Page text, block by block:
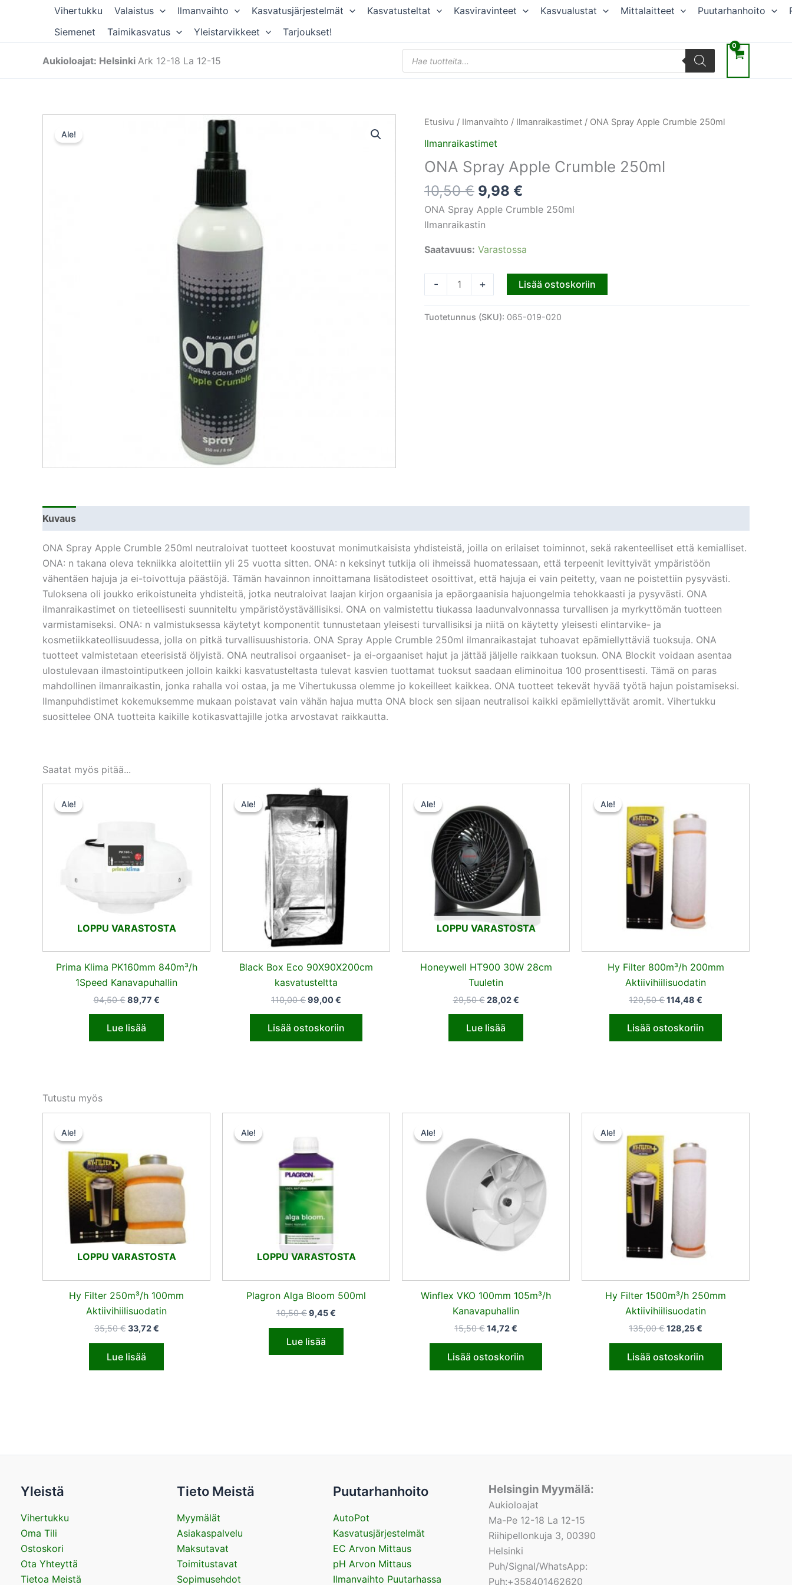
Vihertukku Valaistus Ilmanvaihto Kasvatusjärjestelmät Kasvatusteltat Kasviravinteet Kasvualustat Mittalaitteet Puutarhanhoito
Siemenet
Taimikasvatus Yleistarvikkeet Tarjoukset!
Aukioloajat: Helsinki Ark 12-18 La 12-15
Products
search
Ale!
Etusivu / Ilmanvaihto / Ilmanraikastimet / ONA Spray Apple Crumble 250ml
Ilmanraikastimet
ONA Spray Apple Crumble 250ml
10,50€
Alkuperäinen
hinta
oli:
10,50 €.
9,98 €
Nykyinen
9,98 €.
ONA Spray Apple Crumble 250ml
Ilmanraikastin
Saatavuus: Varastossa
-
ONA
Spray
Crumble
250ml
määrä
+ Lisää ostoskoriin
Tuotetunnus (SKU): 065-019-020
Kuvaus
ONA Spray Apple Crumble 250ml neutraloivat tuotteet koostuvat monimutkaisista yhdisteistä, joilla on erilaiset toiminnot, sekä rakenteelliset että kemialliset.
ONA: n takana oleva tekniikka aloitettiin yli 25 vuotta sitten. ONA: n keksinyt tutkija oli ihmeissä huomatessaan, että terpeenit levittyivät ympäristöön
vähentäen hajuja ja ei-toivottuja päästöjä. Tämän havainnon innoittamana lisätodisteet osoittivat, että hajuja ei vain peitetty, vaan ne poistettiin pysyvästi.
Tuloksena oli joukko erikoistuneita yhdisteitä, jotka neutraloivat laajan kirjon orgaanisia ja epäorgaanisia hajuongelmia tehokkaasti ja pysyvästi. ONA
ilmanraikastimet on tieteellisesti suunniteltu ympäristöystävällisiksi. ONA on valmistettu tiukassa laadunvalvonnassa turvallisen ja myrkyttömän tuotteen
varmistamiseksi. ONA: n valmistuksessa käytetyt komponentit tunnustetaan yleisesti turvallisiksi ja niitä on käytetty yleisesti elintarvike- ja
kosmetiikkateollisuudessa, jolla on pitkä turvallisuushistoria. ONA Spray Apple Crumble 250ml ilmanraikastajat tuhoavat epämiellyttäviä tuoksuja. ONA
tuotteet valmistetaan eteerisistä öljyistä. ONA neutralisoi orgaaniset- ja ei-orgaaniset hajut ja jättää jäljelle raikkaan tuoksun. ONA Blockit voidaan asentaa
ulostulevaan ilmastointiputkeen jolloin kaikki kasvatusteltasta tulevat kasvien tuottamat tuoksut saadaan eliminoitua 100 prosenttisesti. Tämä on paras
mahdollinen ilmanraikastin, jonka rahalla voi ostaa, ja me Vihertukussa olemme jo kokeilleet kaikkea. ONA tuotteet tekevät hyvää työtä hajun poistamiseksi.
Ilmanpuhdistimet kokemuksemme mukaan poistavat vain vähän hajua mutta ONA block sen sijaan neutralisoi kaikki epämiellyttävät aromit. Vihertukku
suosittelee ONA tuotteita kaikille kotikasvattajille jotka arvostavat raikkautta.
Saatat myös pitää...
Ale!
LOPPU VARASTOSTA
Ale!
Prima Klima PK160mm 840m³/h
1Speed Kanavapuhallin
94,50€ 89,77 €
Lue lisää
Ale!
Ale!
Black Box Eco 90X90X200cm
kasvatusteltta
110,00€
Alkuperäinen
hinta
oli:
110,00 €.
99,00€
hinta
on:
99,00 €.
Lisää ostoskoriin
Ale!
LOPPU VARASTOSTA
Ale!
Honeywell HT900 30W 28cm
Tuuletin
29,50€
oli:
29,50 €.
28,02€
Lue lisää
Ale!
Ale!
Hy Filter 800m³/h 200mm
Aktiivihiilisuodatin
120,50€
120,50 €.
114,48 €
114,48 €.
Lisää ostoskoriin
Tutustu myös
Ale!
LOPPU VARASTOSTA
Ale!
Hy Filter 250m³/h 100mm
Aktiivihiilisuodatin
35,50€ 33,72€
Lue lisää
Ale!
LOPPU VARASTOSTA
Ale!
Plagron Alga Bloom 500ml
10,50€
oli:
10,50 €.
9,45€
Lue lisää
Ale!
Ale!
Winflex VKO 100mm 105m³/h
Kanavapuhallin
15,50€
15,50 €.
14,72€
Lisää ostoskoriin
Ale!
Ale!
Hy Filter 1500m³/h 250mm
Aktiivihiilisuodatin
135,00€
135,00 €.
128,25€
128,25 €.
Lisää ostoskoriin
Yleistä
Vihertukku
Oma Tili
Ostoskori
Ota Yhteyttä
Tietoa Meistä
Tieto Meistä
Myymälät
Asiakaspalvelu
Maksutavat
Toimitustavat
Sopimusehdot
Puutarhanhoito
AutoPot
Kasvatusjärjestelmät
EC Arvon Mittaus
pH Arvon Mittaus
Ilmanvaihto Puutarhassa
Helsingin Myymälä:
Aukioloajat
Ma-Pe 12-18 La 12-15
Riihipellonkuja 3, 00390
Helsinki
Puh/Signal/WhatsApp:
Puh:+358401462620